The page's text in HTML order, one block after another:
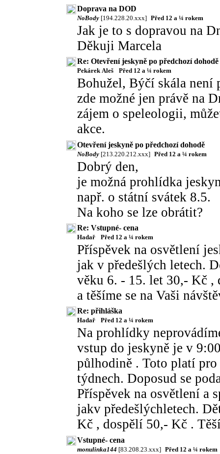
Doprava na DOD
NoBody [194.228.20.xxx] Před 12 a ¼ rokem
Jak je to s dopravou na
Děkuji Marcela
Re: Otevření jeskyně po předchozí dohodě
Pekárek Aleš Před 12 a ¼ rokem
Bohužel, Býčí skála není
zde možné jen právě na
zájem o speleologii,
akce.
Otevření jeskyně po předchozí dohodě
NoBody [213.220.212.xxx] Před 12 a ¼ rokem
Dobrý den,
je možná prohlídka
např. o státní svátek 8.5.
Na koho se lze obrátit?
Re: Vstupné- cena
Hadař Před 12 a ¼ rokem
Příspěvek na osvětlení
jak v předešlých letech.
věku 6. - 15. let 30,- Kč ,
a těšíme se na Vaši
Re: přihláška
Hadař Před 12 a ¼ rokem
Na prohlídky
vstup do jeskyně je v
půlhodině . Toto platí
týdnech. Doposud se
Příspěvek na osvětlení a
jakv předešlýchletech.
Kč , dospělí 50,- Kč .
Vstupné- cena
monulinka144 [83.208.23.xxx] Před 12 a ¼ rokem